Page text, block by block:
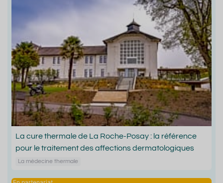
La cure thermale de La Roche-Posay : la référence
pour le traitement des affections dermatologiques
La médecine thermale